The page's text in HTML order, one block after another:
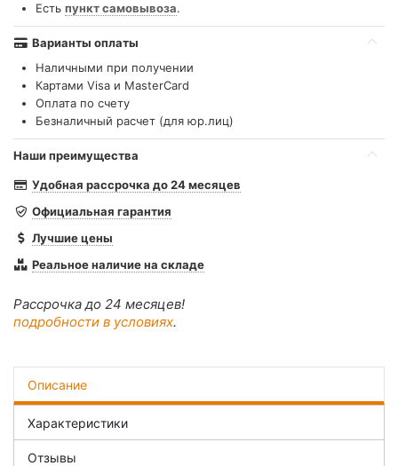
Есть пункт самовывоза.
Варианты оплаты
Наличными при получении
Картами Visa и MasterCard
Оплата по счету
Безналичный расчет (для юр.лиц)
Наши преимущества
Удобная рассрочка до 24 месяцев
Официальная гарантия
Лучшие цены
Реальное наличие на складе
Рассрочка до 24 месяцев!
подробности в условиях.
Описание
Характеристики
Отзывы